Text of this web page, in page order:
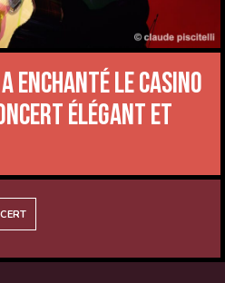
enchanté le CASINO
élégant et